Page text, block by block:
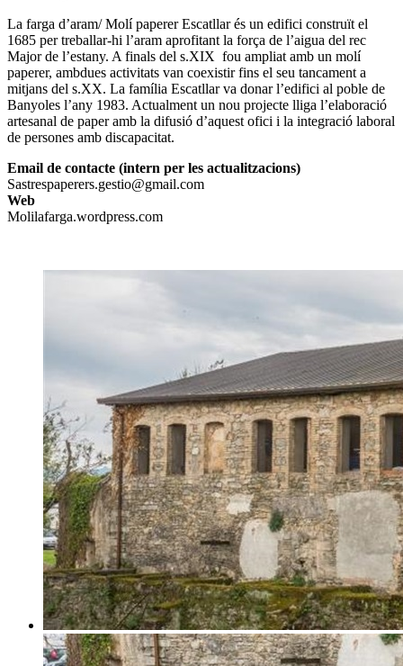
La farga d’aram/ Molí paperer Escatllar és un edifici construït el
1685 per treballar-hi l’aram aprofitant la força de l’aigua del rec
Major de l’estany. A finals del s.XIX fou ampliat amb un molí
paperer, ambdues activitats van coexistir fins el seu tancament a
mitjans del s.XX. La família Escatllar va donar l’edifici al poble de
Banyoles l’any 1983. Actualment un nou projecte lliga l’elaboració
artesanal de paper amb la difusió d’aquest ofici i la integració laboral
de persones amb discapacitat.
Email de contacte (intern per les actualitzacions)
Sastrespaperers.gestio@gmail.com
Web
Molilafarga.wordpress.com